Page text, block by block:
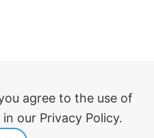
данных
agree to the use of
our Privacy Policy.